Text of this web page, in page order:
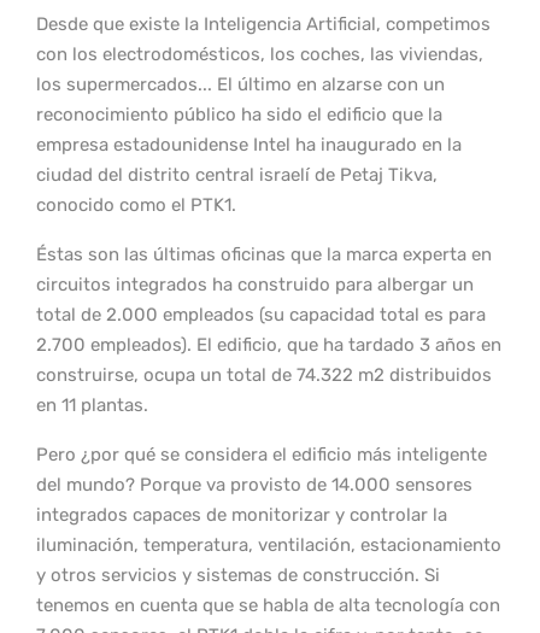
Desde que existe la Inteligencia Artificial, competimos
con los electrodomésticos, los coches, las viviendas,
los supermercados... El último en alzarse con un
reconocimiento público ha sido el edificio que la
empresa estadounidense Intel ha inaugurado en la
ciudad del distrito central israelí de Petaj Tikva,
conocido como el PTK1.
Éstas son las últimas oficinas que la marca experta en
circuitos integrados ha construido para albergar un
total de 2.000 empleados (su capacidad total es para
2.700 empleados). El edificio, que ha tardado 3 años en
construirse, ocupa un total de 74.322 m2 distribuidos
en 11 plantas.
Pero ¿por qué se considera el edificio más inteligente
del mundo? Porque va provisto de 14.000 sensores
integrados capaces de monitorizar y controlar la
iluminación, temperatura, ventilación, estacionamiento
y otros servicios y sistemas de construcción. Si
tenemos en cuenta que se habla de alta tecnología con